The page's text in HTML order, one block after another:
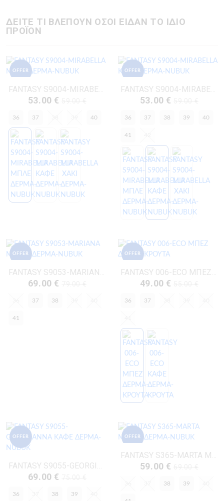
ΔΕΙΤΕ ΤΙ ΒΛΕΠΟΥΝ ΟΣΟΙ ΕΙΔΑΝ ΤΟ ΙΔΙΟ
ΠΡΟΪΟΝ
OFFER
FANTASY S9004-MIRABELLA ΜΠΛΕ ΔΕΡΜΑ-NUBUK
53.00 €
36 37 40
OFFER
FANTASY S9004-MIRABELLA ΚΑΦΕ ΔΕΡΜΑ-NUBUK
53.00 €
36 37 38 39 40
41
OFFER
FANTASY S9053-MARIANA ΜΕΝΤΑ ΔΕΡΜΑ-NUBUK
69.00 €
37 38
41
OFFER
FANTASY 006-ECO ΜΠΕΖ ΔΕΡΜΑ-ΚΡΟΥΤΑ
49.00 €
36 37
OFFER
FANTASY S9055-GEORGIANNA ΚΑΦΕ ΔΕΡΜΑ-NUBUK
69.00 €
36 38 39
OFFER
FANTASY S365-MARTA ΜΕΝΤΑ ΔΕΡΜΑ-NUBUK
59.00 €
38 39